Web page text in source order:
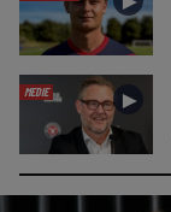
MEDIE ►